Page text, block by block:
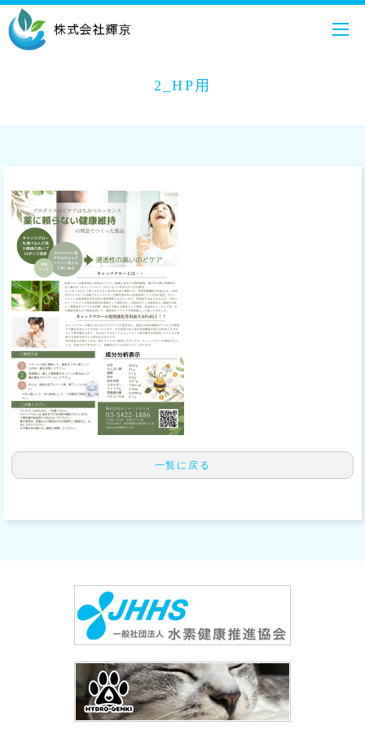
2_HP用
一覧に戻る